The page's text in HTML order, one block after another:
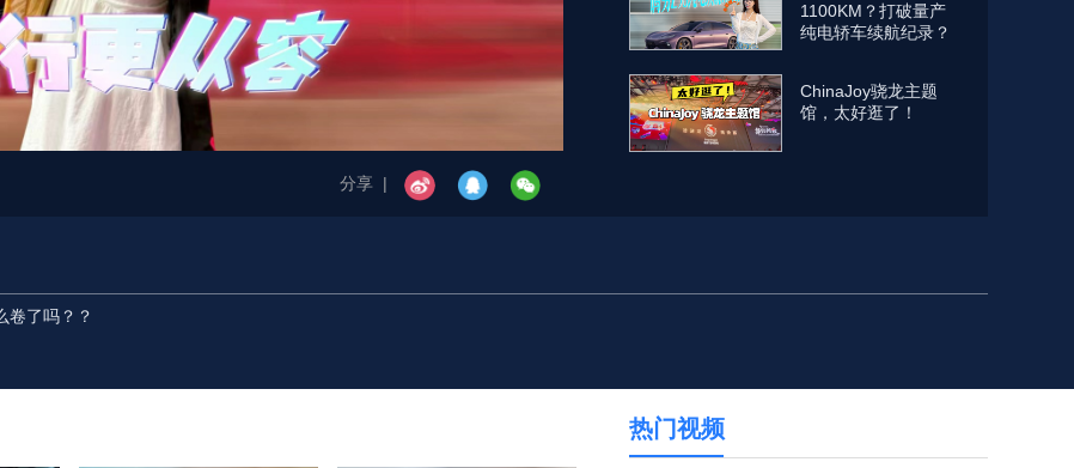
分享 |
1100KM？打破量产
纯电轿车续航纪录？
ChinaJoy骁龙主题
馆，太好逛了！
卷了吗？？
热门视频